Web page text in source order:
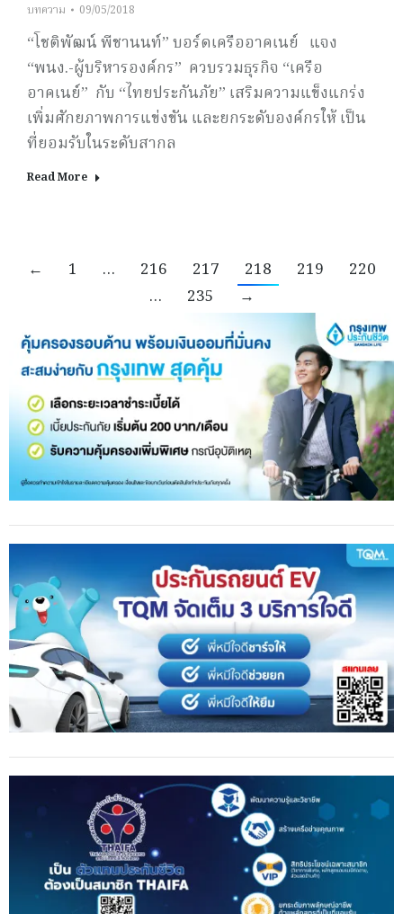
บทความ 09/05/2018
“โชติพัฒน์ พีชานนท์” บอร์ดเครืออาคเนย์ แจง
“พนง.-ผู้บริหารองค์กร” ควบรวมธุรกิจ “เครือ
อาคเนย์” กับ “ไทยประกันภัย” เสริมความแข็งแกร่ง
เพิ่มศักยภาพการแข่งขัน และยกระดับองค์กรให้ เป็น
ที่ยอมรับในระดับสากล
Read More
← 1 … 216 217 218 219
220
…
235 →